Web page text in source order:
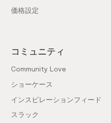
価格設定
コミュニティ
Community Love
ショーケース
インスピレーションフィード
スラック